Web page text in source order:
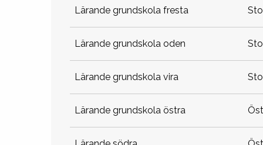
lärande grundskola fresta
lärande grundskola oden
lärande grundskola vira
lärande grundskola östra